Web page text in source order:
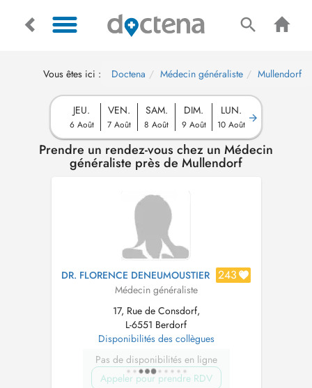
Vous êtes ici : Doctena Médecin généraliste Mullendorf
JEU.
6 Août
VEN.
7 Août
SAM.
8 Août
DIM.
9 Août
LUN.
10 Août
Prendre un rendez-vous chez un Médecin
généraliste près de Mullendorf
DR. FLORENCE DENEUMOUSTIER 243
Médecin généraliste
17, Rue de Consdorf,
L-6551 Berdorf
Disponibilités des collègues
Pas de disponibilités en ligne
Appeler pour prendre RDV